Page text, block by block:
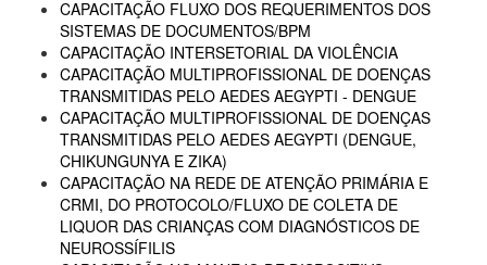
CAPACITAÇÃO FLUXO DOS REQUERIMENTOS DOS
SISTEMAS DE DOCUMENTOS/BPM
CAPACITAÇÃO INTERSETORIAL DA VIOLÊNCIA
CAPACITAÇÃO MULTIPROFISSIONAL DE DOENÇAS
TRANSMITIDAS PELO AEDES AEGYPTI - DENGUE
CAPACITAÇÃO MULTIPROFISSIONAL DE DOENÇAS
TRANSMITIDAS PELO AEDES AEGYPTI (DENGUE,
CHIKUNGUNYA E ZIKA)
CAPACITAÇÃO NA REDE DE ATENÇÃO PRIMÁRIA E
CRMI, DO PROTOCOLO/FLUXO DE COLETA DE
LIQUOR DAS CRIANÇAS COM DIAGNÓSTICOS DE
NEUROSSÍFILIS